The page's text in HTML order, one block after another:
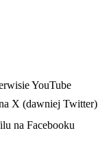
YouTube
X (dawniej Twitter)
na Facebooku